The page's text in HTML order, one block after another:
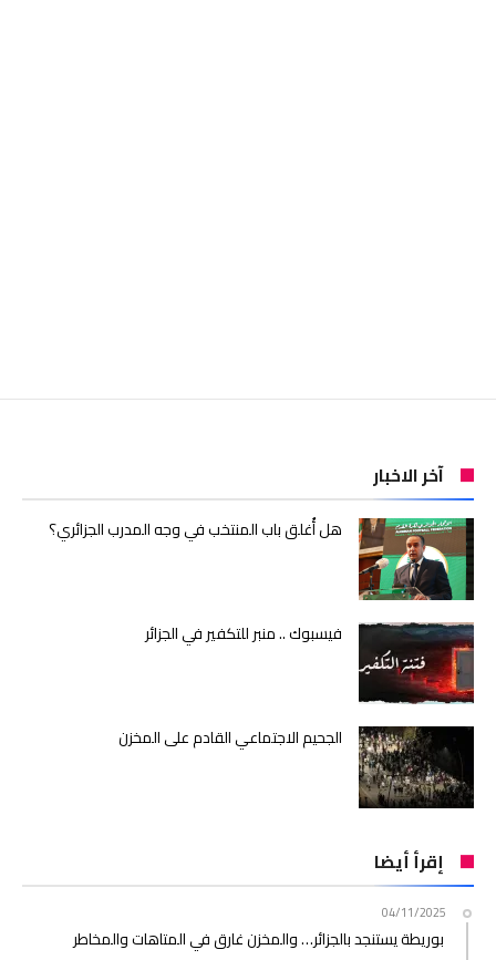
آخر الاخبار
هل أُغلق باب المنتخب في وجه المدرب الجزائري؟
فيسبوك .. منبر للتكفير في الجزائر
الجحيم الاجتماعي القادم على المخزن
إقرأ أيضا
04/11/2025
بوريطة يستنجد بالجزائر… والمخزن غارق في المتاهات والمخاطر